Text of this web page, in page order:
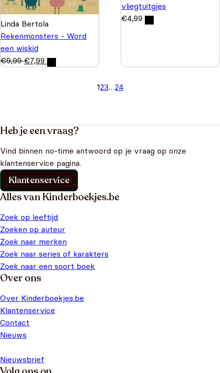
Linda Bertola
Rekenmonsters - Word
een wiskid
€9,99 €7,99
vliegtuitgjes
€4,99
123…24
Heb je een vraag?
Vind binnen no-time antwoord op je vraag op onze
klantenservice pagina.
Klantenservice
Alles van Kinderboekjes.be
Zoek op leeftijd
Zoeken op auteur
Zoek naar merken
Zoek naar series of karakters
Zoek naar een soort boek
Over ons
Over Kinderboekjes.be
Klantenservice
Contact
Nieuws
Nieuwsbrief